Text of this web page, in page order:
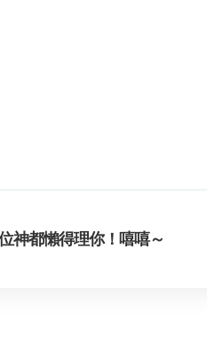
神都懶得理你！嘻嘻～